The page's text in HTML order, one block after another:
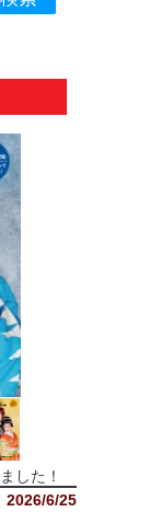
した！
2026/6/25